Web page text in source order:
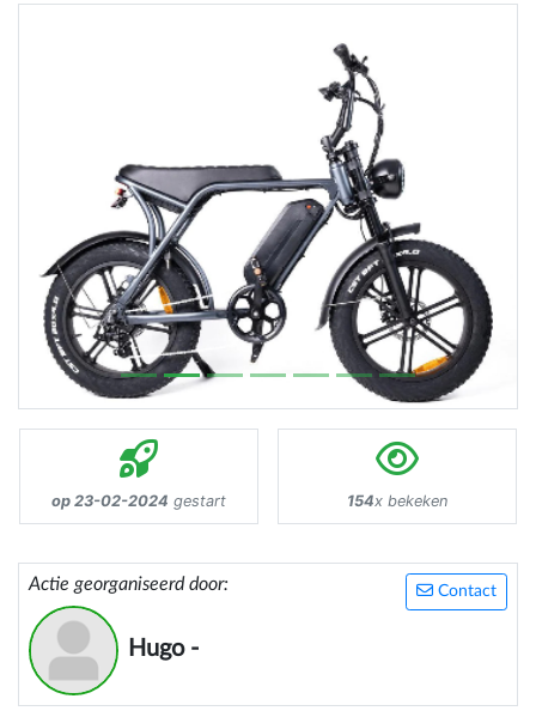
op 23-02-2024 gestart 154x bekeken
Contact
Actie georganiseerd door:
Hugo -